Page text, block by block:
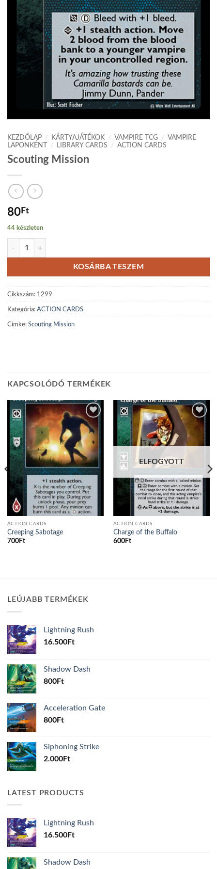
KEZDŐLAP / KÁRTYAJÁTÉKOK / VAMPIRE TCG /
VAMPIRE
LAPONKÉNT
/ LIBRARY CARDS / ACTION CARDS
Scouting Mission
80Ft
44 készleten
Scouting Mission mennyiség
KOSÁRBA TESZEM
Cikkszám: 1299
Kategória: ACTION CARDS
Címke: Scouting Mission
KAPCSOLÓDÓ TERMÉKEK
Add to
wishlist
ACTION CARDS
Creeping Sabotage
700Ft
Add to
wishlist
ELFOGYOTT
ACTION CARDS
Charge of the Buffalo
600Ft
LEÚJABB TERMÉKEK
Lightning Rush
16.500Ft
Shadow Dash
800Ft
Acceleration Gate
800Ft
Siphoning Strike
2.000Ft
LATEST PRODUCTS
Lightning Rush
16.500Ft
Shadow Dash